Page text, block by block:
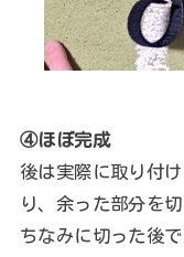
④ほぼ完成
後は実際に取り付
り、余った部分を切
ちなみに切った後